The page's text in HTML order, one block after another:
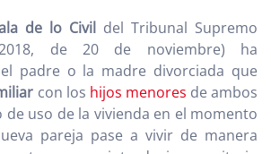
de lo Civil del Tribunal Supremo
2018, de 20 de noviembre) ha
padre o la madre divorciada que
con los hijos menores de ambos
de uso de la vivienda en el momento
pareja pase a vivir de manera